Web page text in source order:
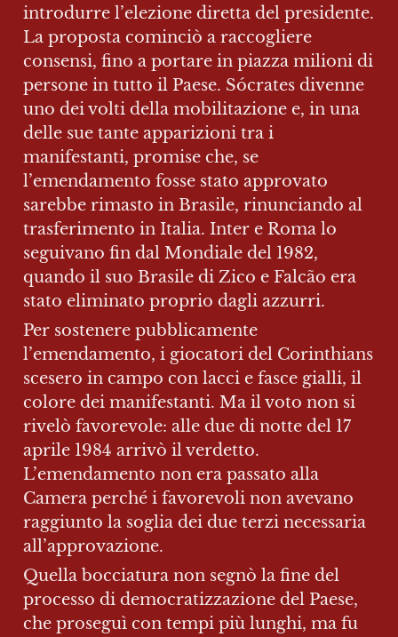
introdurre l’elezione diretta del presidente.
La proposta cominciò a raccogliere
consensi, fino a portare in piazza milioni di
persone in tutto il Paese. Sócrates divenne
uno dei volti della mobilitazione e, in una
delle sue tante apparizioni tra i
manifestanti, promise che, se
l’emendamento fosse stato approvato
sarebbe rimasto in Brasile, rinunciando al
trasferimento in Italia. Inter e Roma lo
seguivano fin dal Mondiale del 1982,
quando il suo Brasile di Zico e Falcão era
stato eliminato proprio dagli azzurri.
Per sostenere pubblicamente
l’emendamento, i giocatori del Corinthians
scesero in campo con lacci e fasce gialli, il
colore dei manifestanti. Ma il voto non si
rivelò favorevole: alle due di notte del 17
aprile 1984 arrivò il verdetto.
L’emendamento non era passato alla
Camera perché i favorevoli non avevano
raggiunto la soglia dei due terzi necessaria
all’approvazione.
Quella bocciatura non segnò la fine del
processo di democratizzazione del Paese,
che proseguì con tempi più lunghi, ma fu